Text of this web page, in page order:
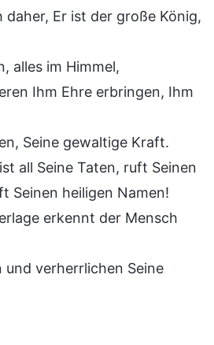
daher, Er ist der große König,
alles im Himmel,
Ihm Ehre erbringen, Ihm
Seine gewaltige Kraft.
all Seine Taten, ruft Seinen
Seinen heiligen Namen!
erkennt der Mensch
und verherrlichen Seine